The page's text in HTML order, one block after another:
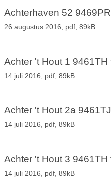
Achterhaven 52
26 augustus 2016, pdf, 89kB
Achter 't Hout 1 9461TH
14 juli 2016, pdf, 89kB
Achter 't Hout 2a
14 juli 2016, pdf, 89kB
Achter 't Hout 3 9461TH
14 juli 2016, pdf, 89kB